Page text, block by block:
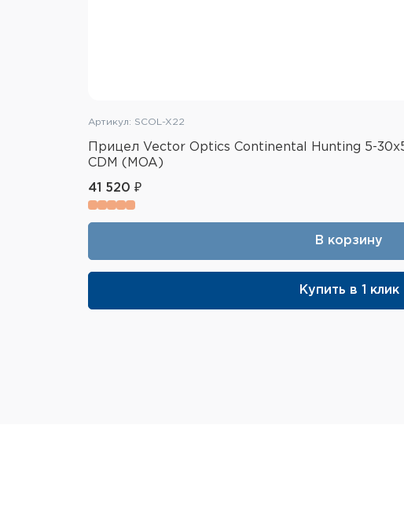
Артикул: SCOL-X22
Прицел Vector Optics Continental Hunting 5-
CDM (MOA)
41 520 ₽
В корзину
Купить в 1 клик